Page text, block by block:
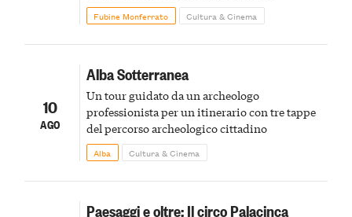
Fubine Monferrato Cultura & Cinema
10
AGO
Alba Sotterranea
Un tour guidato da un archeologo
professionista per un itinerario con tre tappe
del percorso archeologico cittadino
Alba Cultura & Cinema
Paesaggi e oltre: Il circo Palacinca